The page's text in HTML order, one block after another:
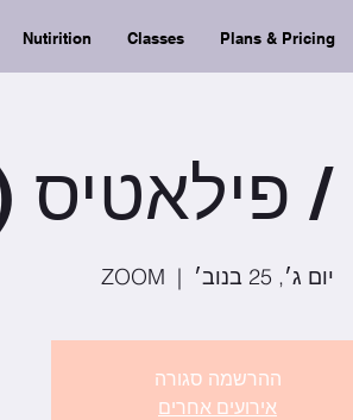
Nutirition Classes Plans & Pricing
יום ג׳, 25 בנוב׳
  |
ZOOM
ההרשמה סגורה
אירועים אחרים